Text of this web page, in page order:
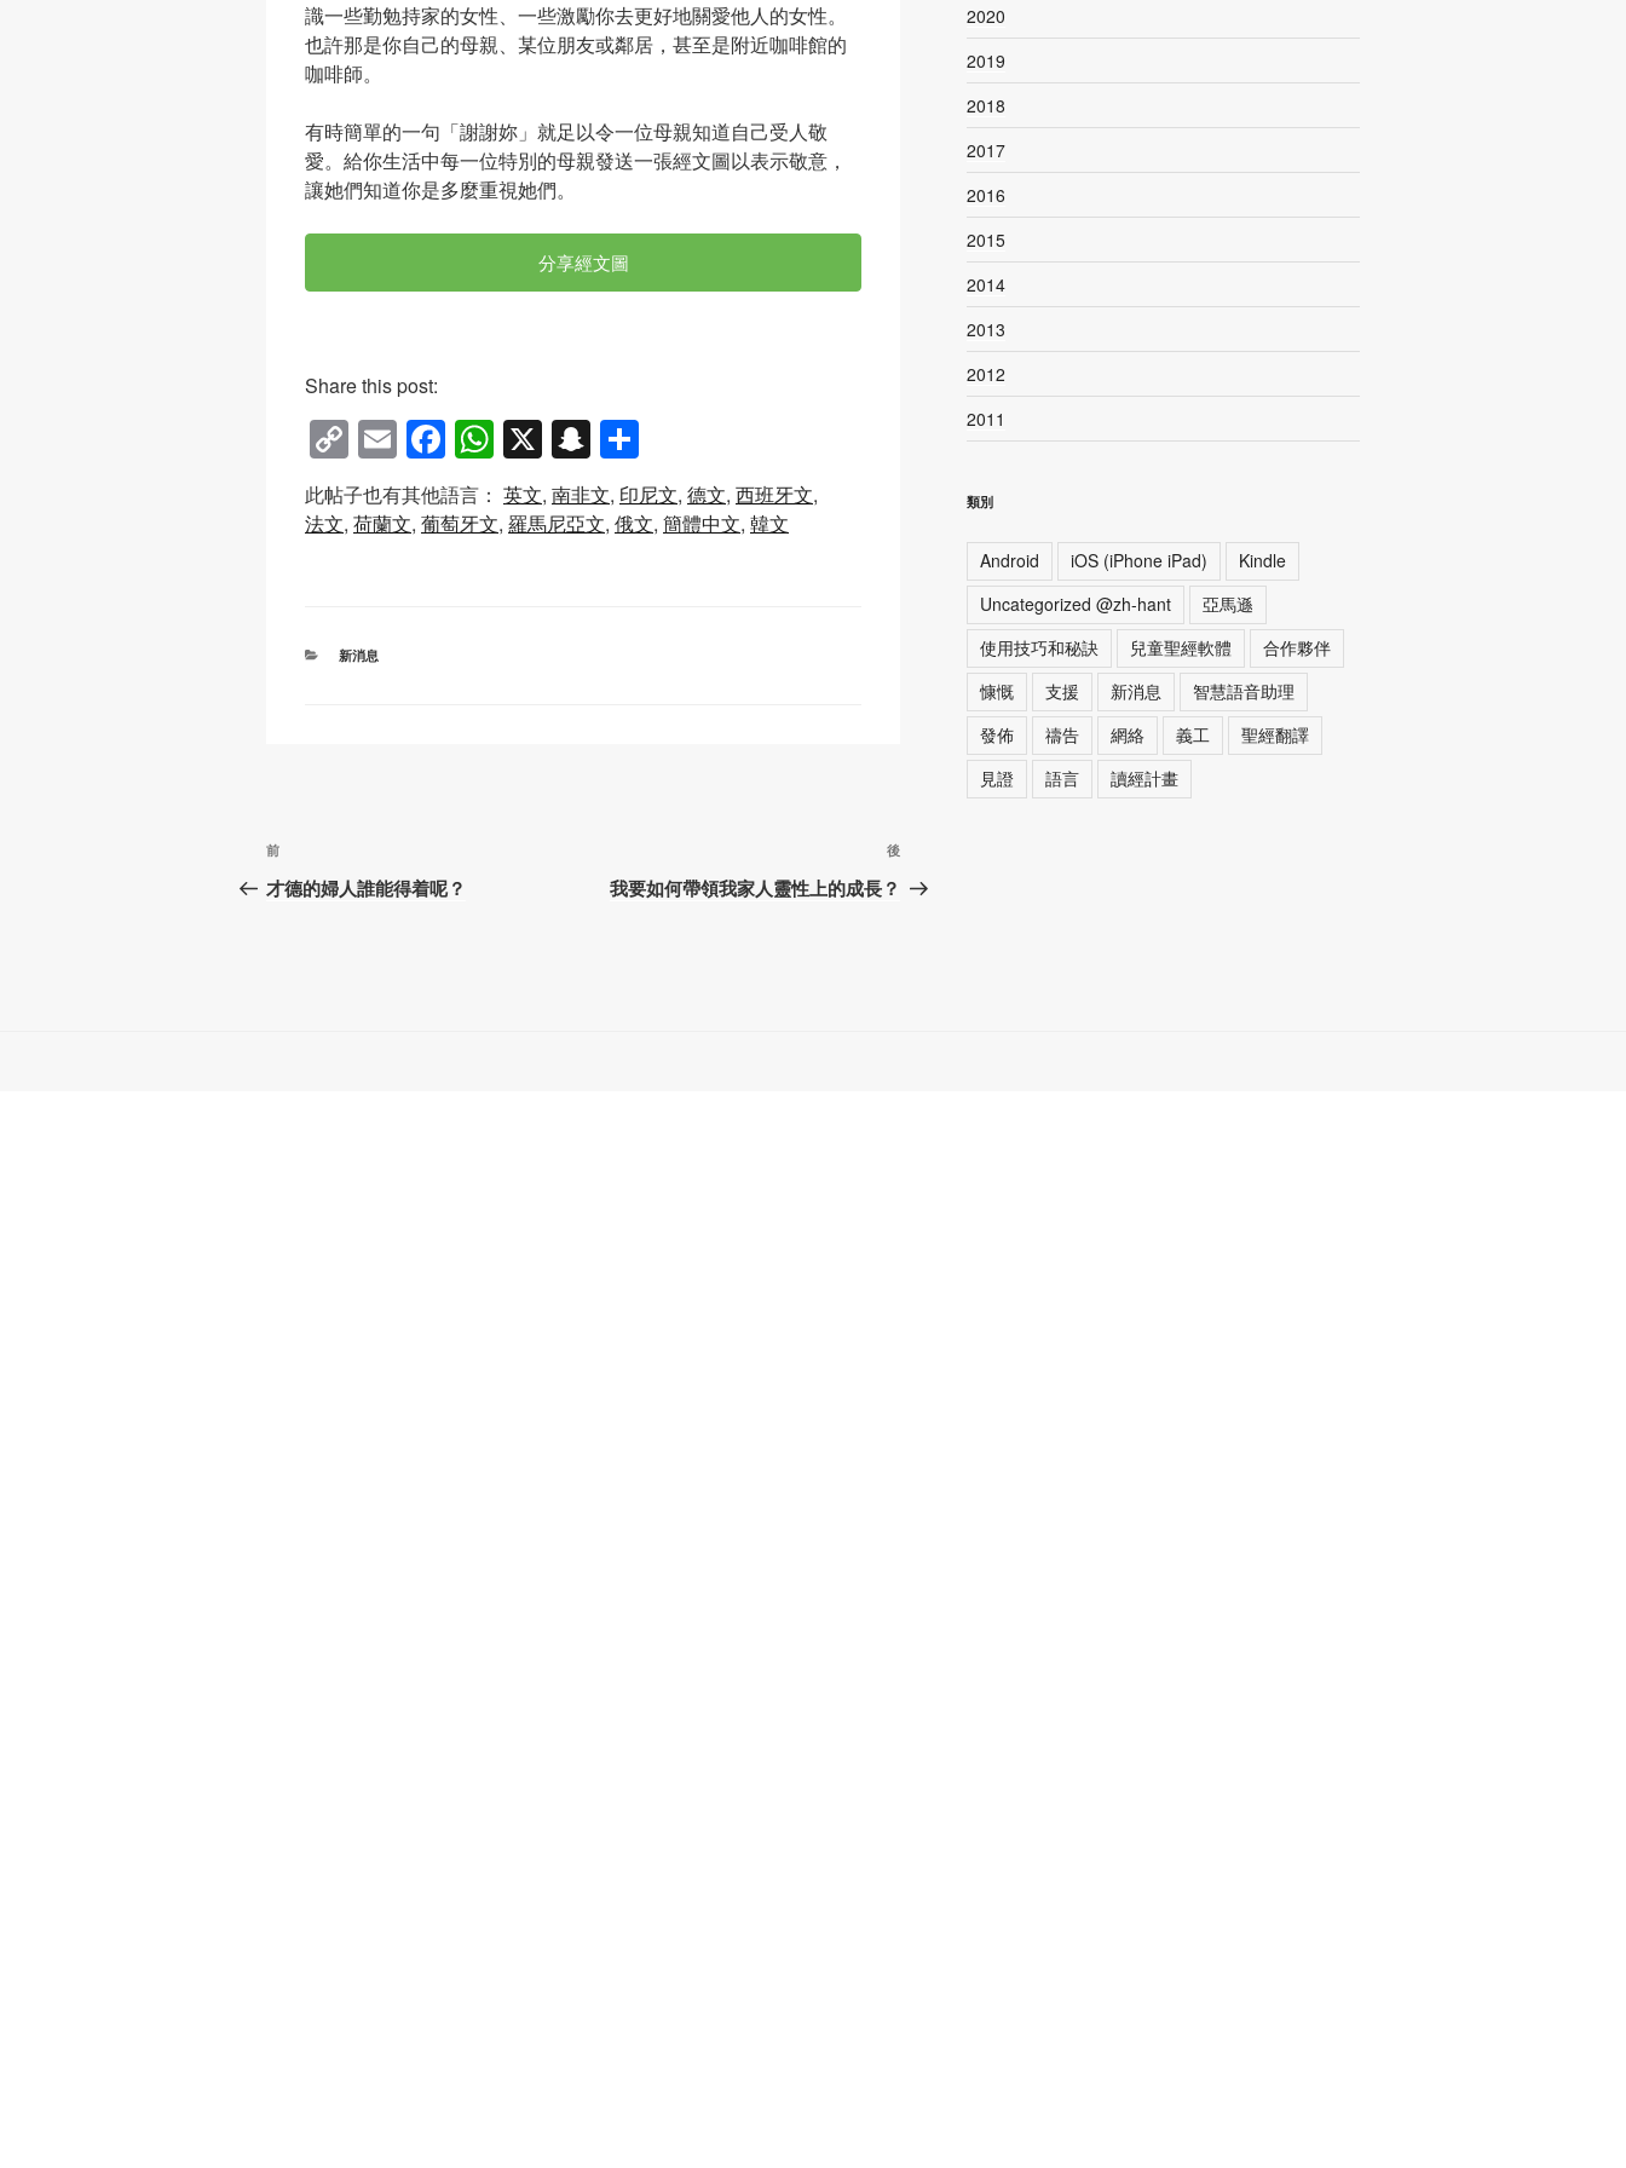
識一些勤勉持家的女性、一些激勵你去更好地關愛他人的女性。
也許那是你自己的母親、某位朋友或鄰居，甚至是附近咖啡館的
咖啡師。
有時簡單的一句「謝謝妳」就足以令一位母親知道自己受人敬
愛。給你生活中每一位特別的母親發送一張經文圖以表示敬意，
讓她們知道你是多麼重視她們。
分享經文圖
Share this post:
C
o
p
n
k
E
m
ail
F
a
c
W
h
at
X S
n
a
享
此帖子也有其他語言： 英文 南非文 印尼文 德文 西班牙文
法文 荷蘭文 葡萄牙文 羅馬尼亞文 俄文 簡體中文 韓文
分
新消息
文
章
上
一
前
才德的婦人誰能得着呢？
下
篇
後
我要如何帶領我家人靈性上的成長？
2020
2019
2018
2017
2016
2015
2014
2013
2012
2011
類別
Android iOS (iPhone iPad)
Kindle
Uncategorized @zh-hant
亞馬遜
使用技巧和秘訣
兒童聖經軟體
合作夥伴
慷慨
支援 新消息
智慧語音助理
發佈
禱告 網絡 義工
聖經翻譯
見證
語言 讀經計畫